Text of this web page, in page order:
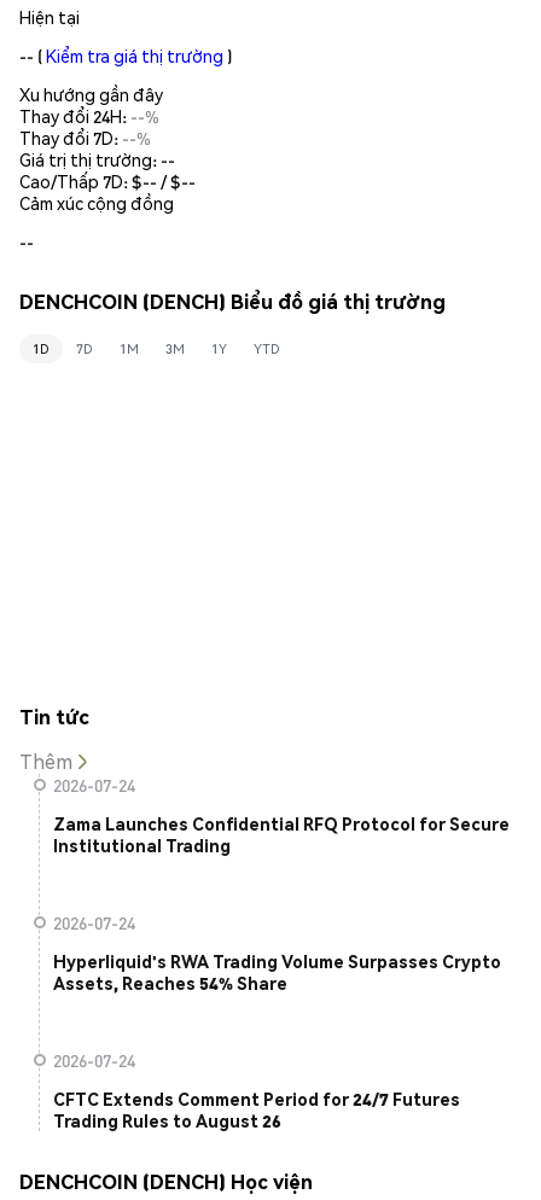
Hiện tại
-- (Kiểm tra giá thị trường )
Xu hướng gần đây
Thay đổi 24H: --%
Thay đổi 7D: --%
Giá trị thị trường: --
Cao/Thấp 7D: $-- / $--
Cảm xúc cộng đồng
--
DENCHCOIN (DENCH) Biểu đồ giá thị trường
1D 7D 1M 3M 1Y YTD
Tin tức
Thêm
2026-07-24
Zama Launches Confidential RFQ Protocol for Secure
Institutional Trading
2026-07-24
Hyperliquid's RWA Trading Volume Surpasses Crypto
Assets, Reaches 54% Share
2026-07-24
CFTC Extends Comment Period for 24/7 Futures
Trading Rules to August 26
DENCHCOIN (DENCH) Học viện